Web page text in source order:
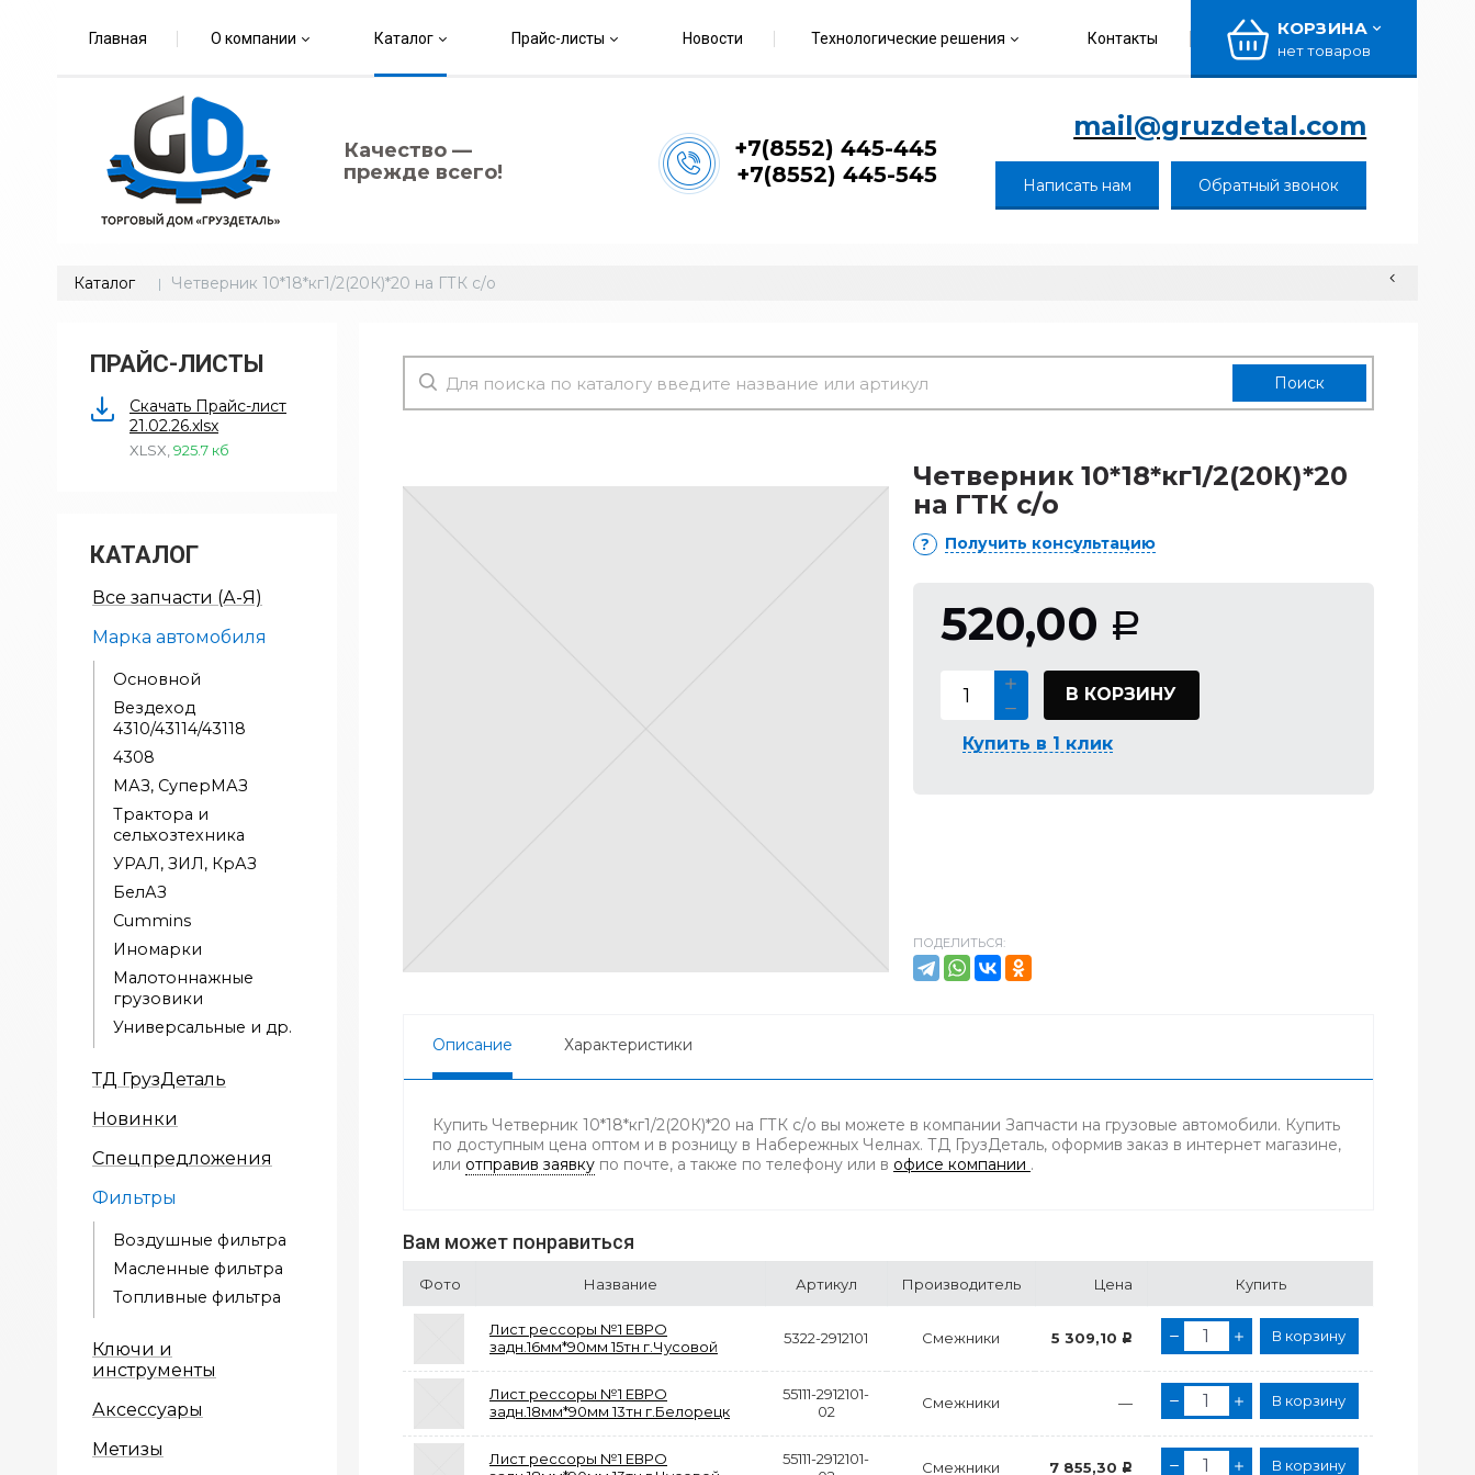
Главная О компании Каталог Прайс-листы Новости Технологические решения Контакты КОРЗИНА
нет товаров
Качество —
прежде всего!
+7(8552) 445-445
+7(8552) 445-545
mail@gruzdetal.com
Написать нам Обратный звонок
Каталог Четверник 10*18*кг1/2(20К)*20 на ГТК с/о
ПРАЙС-ЛИСТЫ
Скачать Прайс-лист
21.02.26.xlsx
XLSX 925.7 кб
КАТАЛОГ
Все запчасти (А-Я)
Марка автомобиля
Основной
Вездеход
4310/43114/43118
4308
МАЗ, СуперМАЗ
Трактора и
сельхозтехника
УРАЛ, ЗИЛ, КрАЗ
БелАЗ
Cummins
Иномарки
Малотоннажные
грузовики
Универсальные и др.
ТД ГрузДеталь
Новинки
Спецпредложения
Фильтры
Воздушные фильтра
Масленные фильтра
Топливные фильтра
Ключи и
инструменты
Аксессуары
Метизы
Четверник 10*18*кг1/2(20К)*20
на ГТК с/о
Получить консультацию
520,00 Р
В КОРЗИНУ
Купить в 1 клик
ПОДЕЛИТЬСЯ:
Описание Характеристики
Купить Четверник 10*18*кг1/2(20К)*20 на ГТК с/о вы можете в компании Запчасти на грузовые автомобили. Купить
по доступным цена оптом и в розницу в Набережных Челнах. ТД ГрузДеталь, оформив заказ в интернет магазине,
или отправив заявку по почте, а также по телефону или в офисе компании .
Вам может понравиться
Фото Название Артикул Производитель Цена Купить
Лист рессоры №1 ЕВРО
задн.16мм*90мм 15тн г.Чусовой
5322-2912101 Смежники 5 309,10 Р В корзину
Лист рессоры №1 ЕВРО
задн.18мм*90мм 13тн г.Белорецк
55111-2912101-
02
Смежники — В корзину
Лист рессоры №1 ЕВРО
55111-2912101-
Смежники 7 855,30 Р В корзину